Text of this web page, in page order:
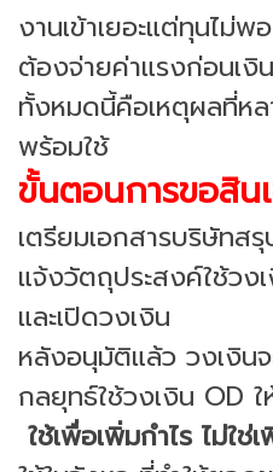
งานเข้าเยอะแต่ทุนไม่พอ
ต้องจ่ายค่าแรงก่อนเงิ
ทั้งหมดนี้คือเหตุผลที่หล
พร้อมใช้
ขั้นตอนการขอสิน
เตรียมเอกสารบริษัทส
แจ้งวัตถุประสงค์ใช้วง
และเปิดวงเงิน
หลังอนุมัติแล้ว วงเงิน
กลยุทธ์ใช้วงเงิน OD ใ
ใช้เพื่อเพิ่มกำไร ไม่ใช่